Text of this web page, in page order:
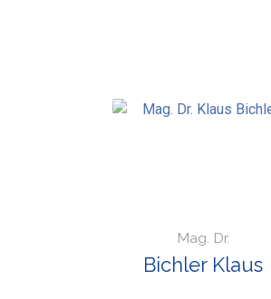
Mag. Dr.
Bichler Klaus